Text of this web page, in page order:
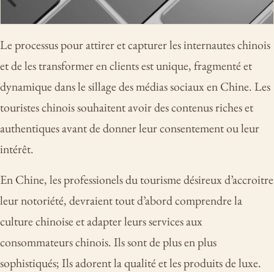
Le processus pour attirer et capturer les internautes chinois
et de les transformer en clients est unique, fragmenté et
dynamique dans le sillage des médias sociaux en Chine. Les
touristes chinois souhaitent avoir des contenus riches et
authentiques avant de donner leur consentement ou leur
intérêt.
En Chine, les professionels du tourisme désireux d’accroitre
leur notoriété, devraient tout d’abord comprendre la
culture chinoise et adapter leurs services aux
consommateurs chinois. Ils sont de plus en plus
sophistiqués; Ils adorent la qualité et les produits de luxe.